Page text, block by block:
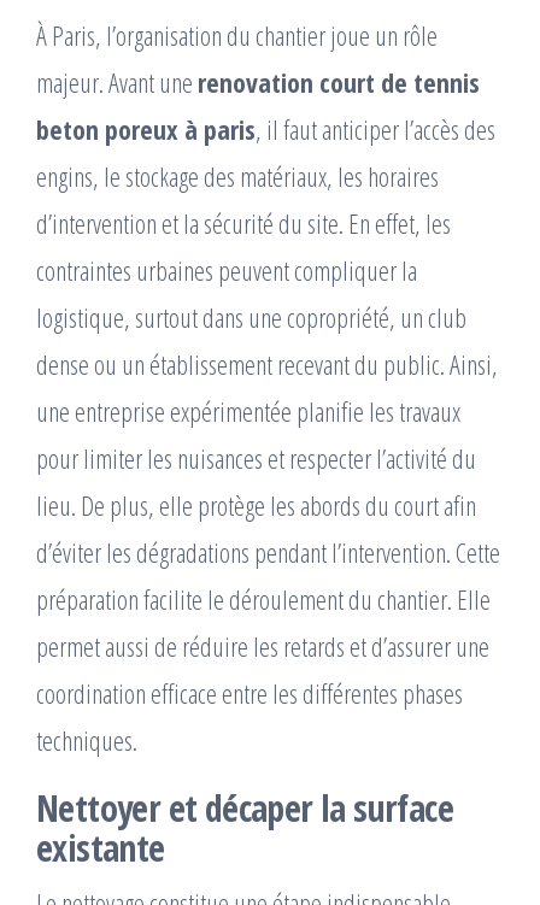
À Paris, l’organisation du chantier joue un rôle
majeur. Avant une renovation court de tennis
beton poreux à paris, il faut anticiper l’accès des
engins, le stockage des matériaux, les horaires
d’intervention et la sécurité du site. En effet, les
contraintes urbaines peuvent compliquer la
logistique, surtout dans une copropriété, un club
dense ou un établissement recevant du public. Ainsi,
une entreprise expérimentée planifie les travaux
pour limiter les nuisances et respecter l’activité du
lieu. De plus, elle protège les abords du court afin
d’éviter les dégradations pendant l’intervention. Cette
préparation facilite le déroulement du chantier. Elle
permet aussi de réduire les retards et d’assurer une
coordination efficace entre les différentes phases
techniques.
Nettoyer et décaper la surface
existante